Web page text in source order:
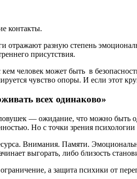
контакты.
отражают разную степень
присутствия.
человек может быть в
чувство опоры. И если этот
всех одинаково»
— ожидание, что можно быть
Но с точки зрения
Внимания. Памяти.
выгорать, либо близость
а защита психики от